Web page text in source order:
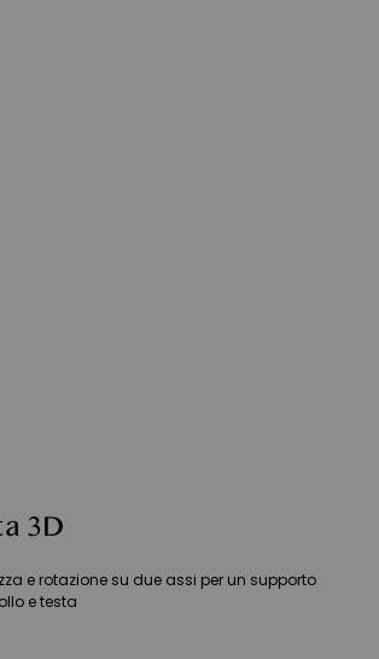
3D
e rotazione su due assi per un supporto
e testa